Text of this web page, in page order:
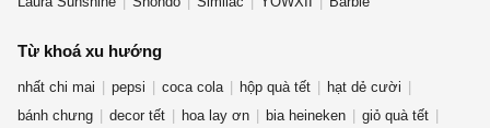
Từ khoá xu hướng
nhất chi mai pepsi coca cola hộp quà tết
hạt dẻ cười
bánh chưng
decor tết hoa lay ơn bia heineken
giỏ quà tết